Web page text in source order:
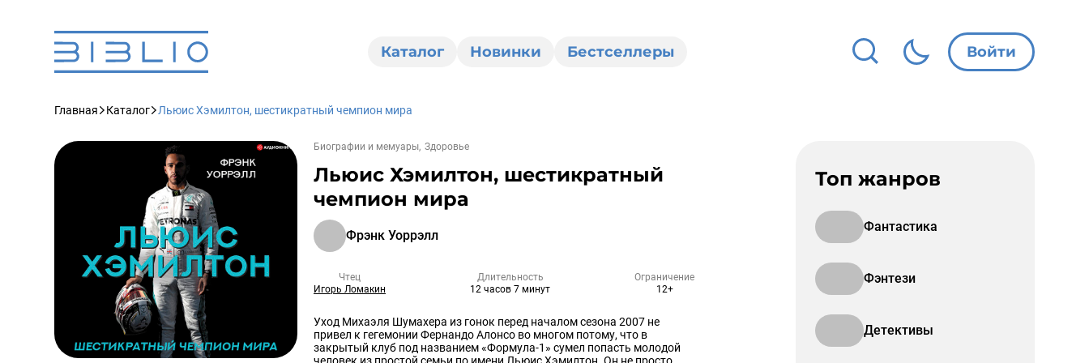
Каталог Новинки Бестселлеры Войти
Главная Каталог Льюис Хэмилтон, шестикратный чемпион мира
Биографии и мемуары Здоровье
Льюис Хэмилтон, шестикратный
чемпион мира
Фрэнк Уоррэлл
Чтец
Игорь Ломакин
Длительность
12 часов 7 минут
Ограничение
12+
Уход Михаэля Шумахера из гонок перед началом сезона 2007 не
привел к гегемонии Фернандо Алонсо во многом потому, что в
закрытый клуб под названием «Формула-1» сумел попасть молодой
Топ жанров
Фантастика
Фэнтези
Детективы